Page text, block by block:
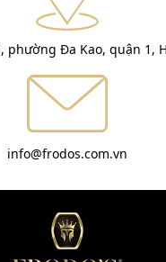
phường Đa Kao, quận 1,
info@frodos.com.vn